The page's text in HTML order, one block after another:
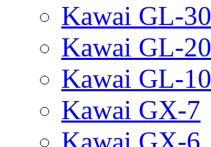
Kawai GL-30
Kawai GL-20
Kawai GL-10
Kawai GX-7